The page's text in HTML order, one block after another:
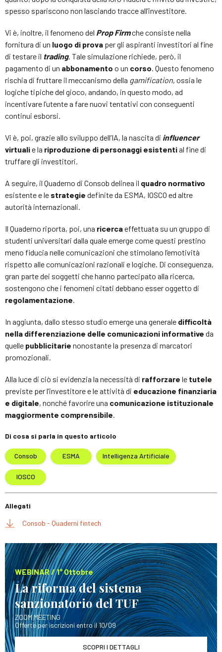
spesso spariscono non lasciando tracce all’investitore.
Vi è, inoltre, il fenomeno del Prop Firmche consiste nella
fornitura di un luogo di prova per gli aspiranti investitori al fine
di testare il trading. Tale simulazione richiede, però, il
pagamento di un abbonamento o un corso. Questo fenomeno
rischia di fruttare il meccanismo della gamification, ossia le
logiche tipiche del gioco, andando, in questo modo, ad
incentivare l’utente a fare nuovi tentativi con conseguenti
continui esborsi.
Vi è, poi, grazie allo sviluppo dell’IA, la nascita di influencer
virtualie la riproduzione di personaggi esistential fine di
truffare gli investitori.
A seguire, il Quaderno di Consob delinea il quadro normativo
esistente e le strategie definite da ESMA, IOSCO ed altre
autorità internazionali.
Il Quaderno riporta, poi, una ricercaeffettuata su un gruppo di
studenti universitari dalla quale emerge come questi prestino
meno fiducia nelle comunicazioni che stimolano l’emotività
rispetto alle comunicazioni razionali e logiche. Di conseguenza,
gran parte dei soggetti che hanno partecipato alla ricerca,
sostengono che i fenomeni citati debbano esser oggetto di
regolamentazione.
In aggiunta, dallo stesso studio emerge una generale difficoltà
nella differenziazione delle comunicazioni informative da
quelle pubblicitarie nonostante la presenza di marcatori
promozionali.
Alla luce di ciò si evidenzia la necessità di rafforzare le tutele
previste per l’investitore e le attività di educazione finanziaria
e digitale, nonché favorire una comunicazione istituzionale
maggiormente comprensibile.
Di cosa si parla in questo articolo
Consob ESMA Intelligenza Artificiale
IOSCO
Allegati
Consob - Quaderni fintech
WEBINAR / 1° Ottobre
La riforma del sistema
sanzionatorio del TUF
ZOOM MEETING
Offerte per iscrizioni entro il 10/09
SCOPRI I DETTAGLI